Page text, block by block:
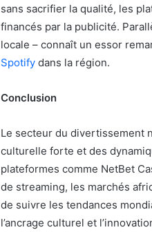
sans sacrifier la qualité, les
financés par la publicité.
locale – connaît un essor
Spotify dans la région.
Conclusion
Le secteur du divertissement
culturelle forte et des
plateformes comme NetBet
de streaming, les marchés
de suivre les tendances
l’ancrage culturel et